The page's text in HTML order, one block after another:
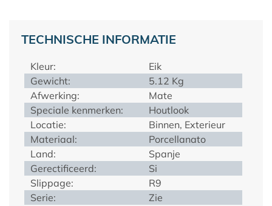
TECHNISCHE INFORMATIE
Kleur:
Eik
Gewicht:
5.12 Kg
Afwerking:
Mate
Speciale kenmerken:
Houtlook
Locatie:
Binnen, Exterieur
Materiaal:
Porcellanato
Land:
Spanje
Gerectificeerd:
Si
Slippage:
R9
Serie:
Zie